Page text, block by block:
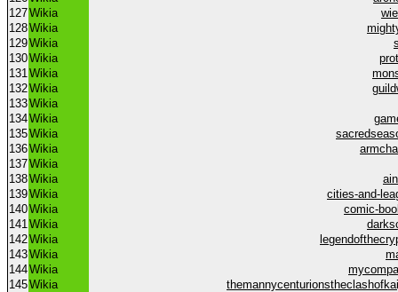
127Wikia
128Wikia
129Wikia
130Wikia
131Wikia
132Wikia
133Wikia
134Wikia
135Wikia
136Wikia
137Wikia
138Wikia
139Wikia
cities-and-
140Wikia
comic-
141Wikia
142Wikia
143Wikia
144Wikia
145Wikia